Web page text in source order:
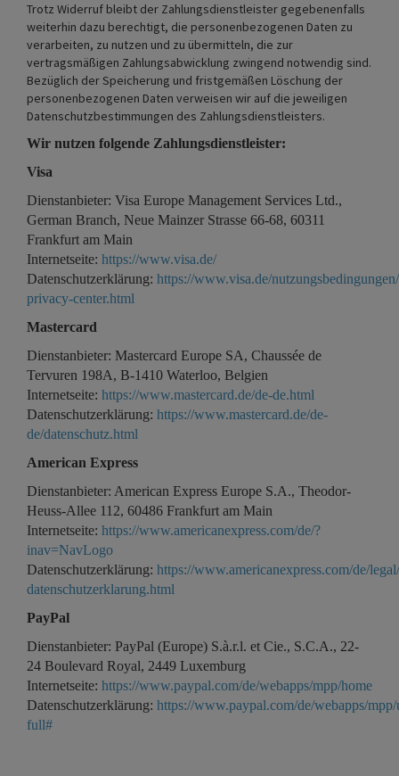
Trotz Widerruf bleibt der Zahlungsdienstleister gegebenenfalls
weiterhin dazu berechtigt, die personenbezogenen Daten zu
verarbeiten, zu nutzen und zu übermitteln, die zur
vertragsmäßigen Zahlungsabwicklung zwingend notwendig sind.
Bezüglich der Speicherung und fristgemäßen Löschung der
personenbezogenen Daten verweisen wir auf die jeweiligen
Datenschutzbestimmungen des Zahlungsdienstleisters.
Wir nutzen folgende Zahlungsdienstleister:
Visa
Dienstanbieter: Visa Europe Management Services Ltd.,
German Branch, Neue Mainzer Strasse 66-68, 60311
Frankfurt am Main
Internetseite: https://www.visa.de/
Datenschutzerklärung: https://www.visa.de/
privacy-center.html
Mastercard
Dienstanbieter: Mastercard Europe SA, Chaussée de
Tervuren 198A, B-1410 Waterloo, Belgien
Internetseite: https://www.mastercard.de/de-de.html
Datenschutzerklärung: https://www.mastercard.de/de-
de/datenschutz.html
American Express
Dienstanbieter: American Express Europe S.A., Theodor-
Heuss-Allee 112, 60486 Frankfurt am Main
Internetseite: https://www.americanexpress.com/de/?
inav=NavLogo
Datenschutzerklärung: https://www.americanexpress.com/de/
datenschutzerklarung.html
PayPal
Dienstanbieter: PayPal (Europe) S.à.r.l. et Cie., S.C.A., 22-
24 Boulevard Royal, 2449 Luxemburg
Internetseite: https://www.paypal.com/de/webapps/mpp/home
Datenschutzerklärung: https://www.paypal.com/de/webapps/
full#